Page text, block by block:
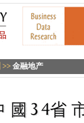
>> 金融地产